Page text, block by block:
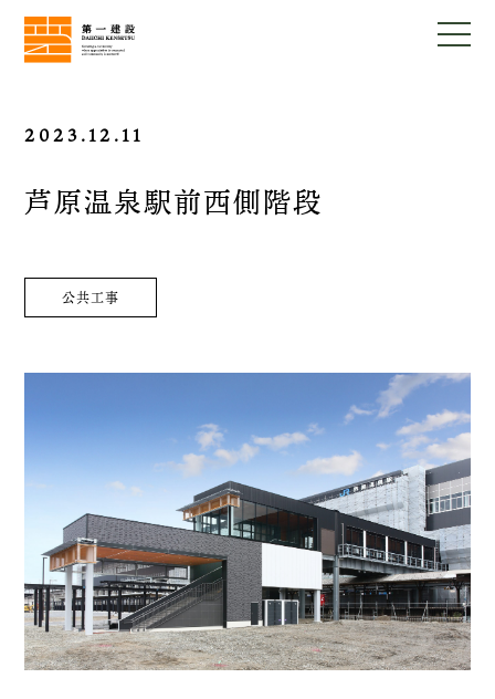
2023.12.11
芦原温泉駅前西側階段
公共工事